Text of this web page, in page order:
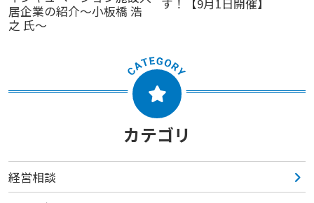
居企業の紹介～小板橋 浩
之 氏～
す！【9月1日開催】
カテゴリ
経営相談